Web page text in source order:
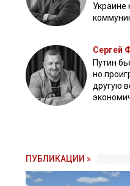
Украине
Сергей
Путин
но
другую
ПУБЛИКАЦИИ »